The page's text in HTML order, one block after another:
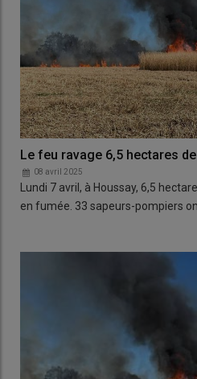
Le feu ravage 6,5 hectares
08 avril 2025
Lundi 7 avril, à Houssay, 6,5
en fumée. 33 sapeurs-pompiers